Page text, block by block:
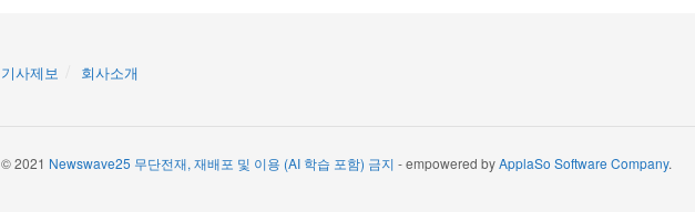
기사제보 회사소개
© 2021 Newswave25 무단전재, 재배포 및 이용 (AI 학습 포함) 금지 - empowered byApplaSo Software Company.